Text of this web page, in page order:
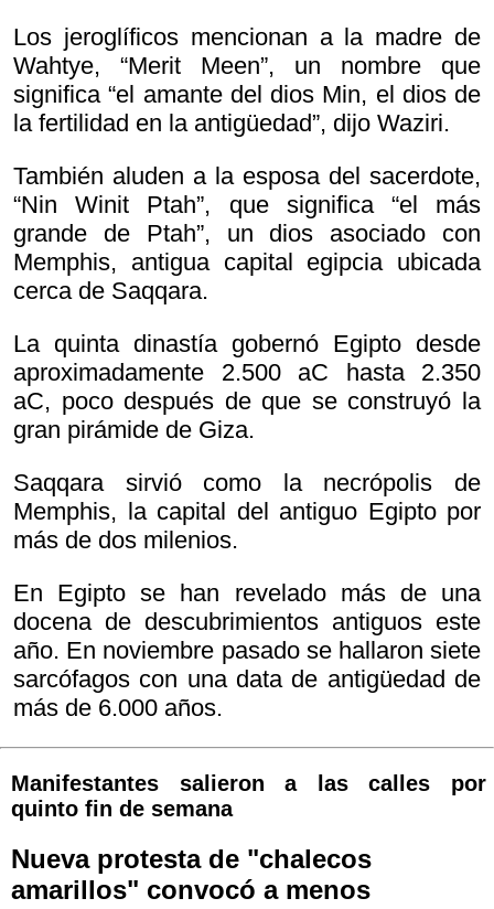
Los jeroglíficos mencionan a la madre de
Wahtye, “Merit Meen”, un nombre que
significa “el amante del dios Min, el dios de
la fertilidad en la antigüedad”, dijo Waziri.
También aluden a la esposa del sacerdote,
“Nin Winit Ptah”, que significa “el más
grande de Ptah”, un dios asociado con
Memphis, antigua capital egipcia ubicada
cerca de Saqqara.
La quinta dinastía gobernó Egipto desde
aproximadamente 2.500 aC hasta 2.350
aC, poco después de que se construyó la
gran pirámide de Giza.
Saqqara sirvió como la necrópolis de
Memphis, la capital del antiguo Egipto por
más de dos milenios.
En Egipto se han revelado más de una
docena de descubrimientos antiguos este
año. En noviembre pasado se hallaron siete
sarcófagos con una data de antigüedad de
más de 6.000 años.
Manifestantes salieron a las calles por
quinto fin de semana
Nueva protesta de "chalecos
amarillos" convocó a menos